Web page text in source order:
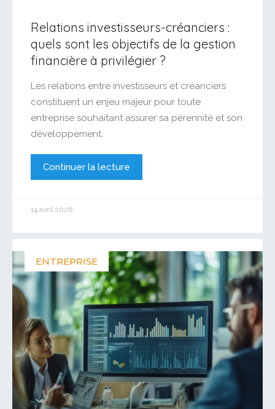
Relations investisseurs-créanciers :
quels sont les objectifs de la gestion
financière à privilégier ?
Les relations entre investisseurs et créanciers
constituent un enjeu majeur pour toute
entreprise souhaitant assurer sa pérennité et son
développement.
Continuer la lecture
14 avril 2026
ENTREPRISE